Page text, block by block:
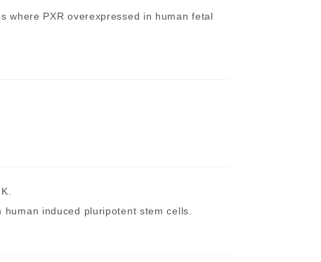
where PXR overexpressed in human fetal
induced pluripotent stem cells.